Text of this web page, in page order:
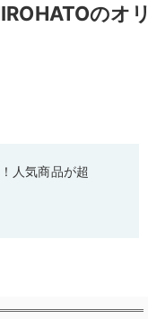
のオリ
人気商品が超